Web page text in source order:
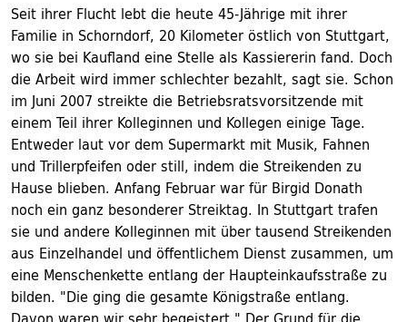
Seit ihrer Flucht lebt die heute 45-Jährige mit ihrer
Familie in Schorndorf, 20 Kilometer östlich von Stuttgart,
wo sie bei Kaufland eine Stelle als Kassiererin fand. Doch
die Arbeit wird immer schlechter bezahlt, sagt sie. Schon
im Juni 2007 streikte die Betriebsratsvorsitzende mit
einem Teil ihrer Kolleginnen und Kollegen einige Tage.
Entweder laut vor dem Supermarkt mit Musik, Fahnen
und Trillerpfeifen oder still, indem die Streikenden zu
Hause blieben. Anfang Februar war für Birgid Donath
noch ein ganz besonderer Streiktag. In Stuttgart trafen
sie und andere Kolleginnen mit über tausend Streikenden
aus Einzelhandel und öffentlichem Dienst zusammen, um
eine Menschenkette entlang der Haupteinkaufsstraße zu
bilden. "Die ging die gesamte Königstraße entlang.